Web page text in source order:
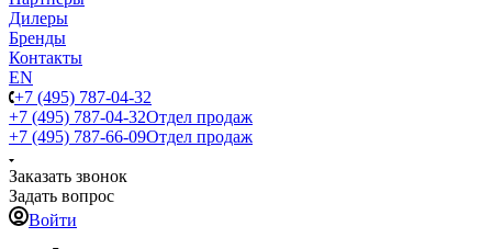
Дилеры
Бренды
Контакты
EN
+7 (495) 787-04-32
+7 (495) 787-04-32Отдел продаж
+7 (495) 787-66-09Отдел продаж
Заказать звонок
Задать вопрос
Войти